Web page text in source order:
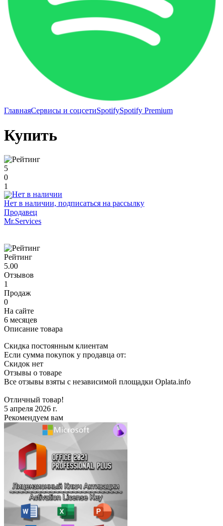
ГлавнаяСервисы и соцсетиSpotifySpotify Premium
Купить
5
0
1
Нет в наличии, подписаться на рассылку
Продавец
Mr.Services
Рейтинг
5.00
Отзывов
1
Продаж
0
На сайте
6 месяцев
Описание товара
Скидка постоянным клиентам
Если сумма покупок у продавца от:
Скидок нет
Отзывы о товаре
Все отзывы взяты с независимой площадки Oplata.info
Отличный товар!
5 апреля 2026 г.
Рекомендуем вам